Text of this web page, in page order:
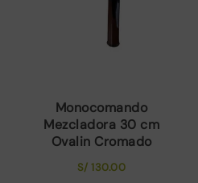
Monocomando
Mezcladora 30 cm
Ovalin Cromado
S/ 130.00